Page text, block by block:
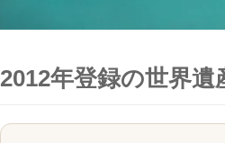
2012年登録の世界遺